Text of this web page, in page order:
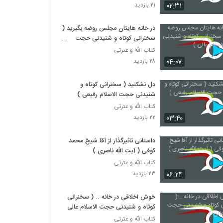
۰۲:۳۱ ۲۱ بازدید
۰۴:۰۷
در خانه هایتان مجلس روضه بگیرید (
سخنرانی کوتاه و شنیدنی حجت
الاسلام عالی )
کتاب الله و عترتی
۲۸ بازدید
۰۳:۴۰
دل نشکنید ( سخنرانی کوتاه و
شنیدنی حجت الاسلام رفیعی )
کتاب الله و عترتی
۲۲ بازدید
۰۶:۲۴
داستانی تاثیرگذار از آقا شیخ محمد
کوفی ( آیت الله ناصری )
کتاب الله و عترتی
۲۳ بازدید
خوش اخلاقی در خانه .. ( سخنرانی
کوتاه و شنیدنی حجت الاسلام عالی )
کتاب الله و عترتی